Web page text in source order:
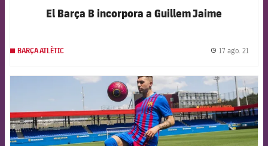
El Barça B incorpora a Guillem Jaime
BARÇA ATLÈTIC 17 ago. 21
FCB Barcelona badge